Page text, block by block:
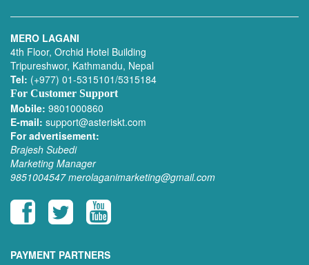
MERO LAGANI
4th Floor, Orchid Hotel Building
Tripureshwor, Kathmandu, Nepal
Tel: (+977) 01-5315101/5315184
For Customer Support
Mobile: 9801000860
E-mail: support@asteriskt.com
For advertisement:
Brajesh Subedi
Marketing Manager
9851004547 merolaganimarketing@gmail.com
PAYMENT PARTNERS